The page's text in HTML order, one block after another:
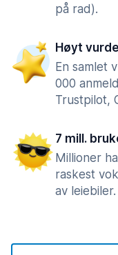
på rad).
Høyt
En samlet
000
Trustpilot,
7 mill.
Millioner
raskest
av leiebiler.